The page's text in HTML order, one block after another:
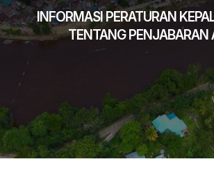
INFORMASI PERATURAN
TENTANG PENJABARAN